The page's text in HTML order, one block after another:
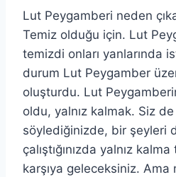
Lut Peygamberi neden
Temiz olduğu için. Lut
temizdi onları yanlarında
durum Lut Peygamber
oluşturdu. Lut
oldu, yalnız kalmak. Siz
söylediğinizde, bir şeyleri
çalıştığınızda yalnız
karşıya geleceksiniz.